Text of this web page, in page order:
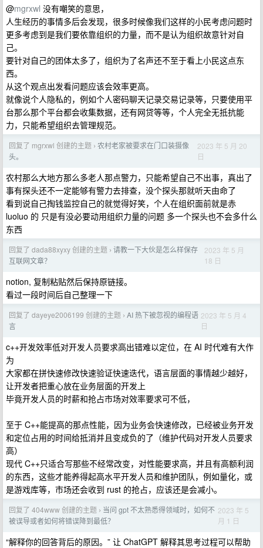
@mgrxwl 没有嘲笑的意思，
人生经历的事情多后会发现，很多时候像我们这样的小民考虑问题时
更多考虑到是我们要依靠组织的力量，而不是认为组织故意针对自
己。
要针对自己的团体太多了，组织为了名声还不至于看上小民这点东
西。
从这个观点出发看问题应该会效率更高。
就像说个人隐私的，例如个人密码聊天记录交易记录等，只要使用平
台那么那个平台都会收集数据，还有网贷等等，个人完全无抵抗能
力，只能希望组织去管理规范。
回复了 mgrxwl 创建的主题 › 农村老家被要求在门口装摄像
头。
2023 年 5 月 20
日
农村那么大地方那么多老人那点警力，只能希望自己不出事，真出了
事有探头还不一定能够有警力去排查，没个探头那就听天由命了
看到说自己掏钱监控自己的就觉得好笑，个人在组织面前就是赤
luoluo 的 只是有没必要动用组织力量的问题 多一个探头也不会多什么
东西
回复了 dada88xyxy 创建的主题 › 请教一下大伙是怎么样保存
互联网文章？
2023 年 5 月
18 日
notion, 复制粘贴然后保持原链接。
看过一段时间后自己整理一下
回复了 dayeye2006199 创建的主题 › AI 热下被忽视的编程语
言
2023 年 5 月 4
日
c++开发效率低对开发人员要求高出错难以定位，在 AI 时代难有大作
为
大家都在拼快速修改快速验证快速迭代，语言层面的事情越少越好，
让开发者把重心放在业务层面的开发上
毕竟开发人员的时薪和抢占市场对效率要求可不低，
至于 C++能提高的那点性能，因为业务会快速修改，已经被业务开发
和定位占用的时间给抵消并且变成负的了（维护代码对开发人员要求
高）
现代 C++只适合写那些不经常改变，对性能要求高，并且有高额利润
的东西，这些才能养得起高水平开发人员和维护团队，例如量化，或
是游戏库等，市场还会收到 rust 的抢占，应该还是会减小。
回复了 404www 创建的主题 › 当问 gpt 不太熟悉得领域时，如何不
被误导或者如何将错误降到最低？
2023 年 5
月 1 日
“解释你的回答背后的原因。” 让 ChatGPT 解释其思考过程可以帮助